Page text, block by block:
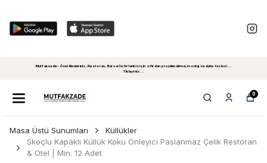
Mutfakzade - Özel Alanlariniz, Restoran, Bar ve Cafe'leriniz için sıfırdan projelendirme, montaj ve daha fazlasi...
Tiklayiniz...
0
Masa Üstü Sunumları
Küllükler
Skoçlu Kapaklı Küllük Koku Önleyici Paslanmaz Çelik Restoran
& Otel | Min. 12 Adet